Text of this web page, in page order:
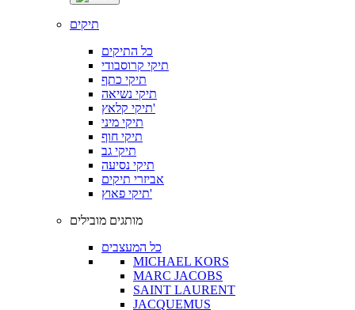
תיקים
כל התיקים
תיקי קרוסבודי
תיקי כתף
תיקי נשיאה
תיקי קלאץ'
תיקי מיני
תיקי חוף
תיקי גב
תיקי נסיעה
אביזרי תיקים
תיקי פאוץ'
מותגים מובילים
כל המעצבים
MICHAEL KORS
MARC JACOBS
SAINT LAURENT
JACQUEMUS